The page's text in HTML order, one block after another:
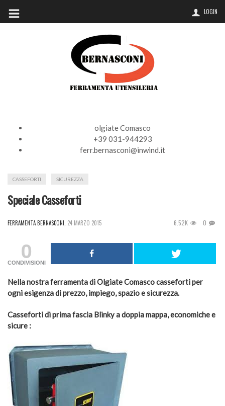
LOGIN
olgiate Comasco
+39 031-944293
ferr.bernasconi@inwind.it
CASSEFORTI SICUREZZA
Speciale Casseforti
FERRAMENTA BERNASCONI 24 MARZO 2015 6.52K 0
0
CONDIVISIONI
Nella nostra ferramenta di Olgiate Comasco casseforti per
ogni esigenza di prezzo, impiego, spazio e sicurezza.
Casseforti di prima fascia Blinky a doppia mappa, economiche e
sicure :